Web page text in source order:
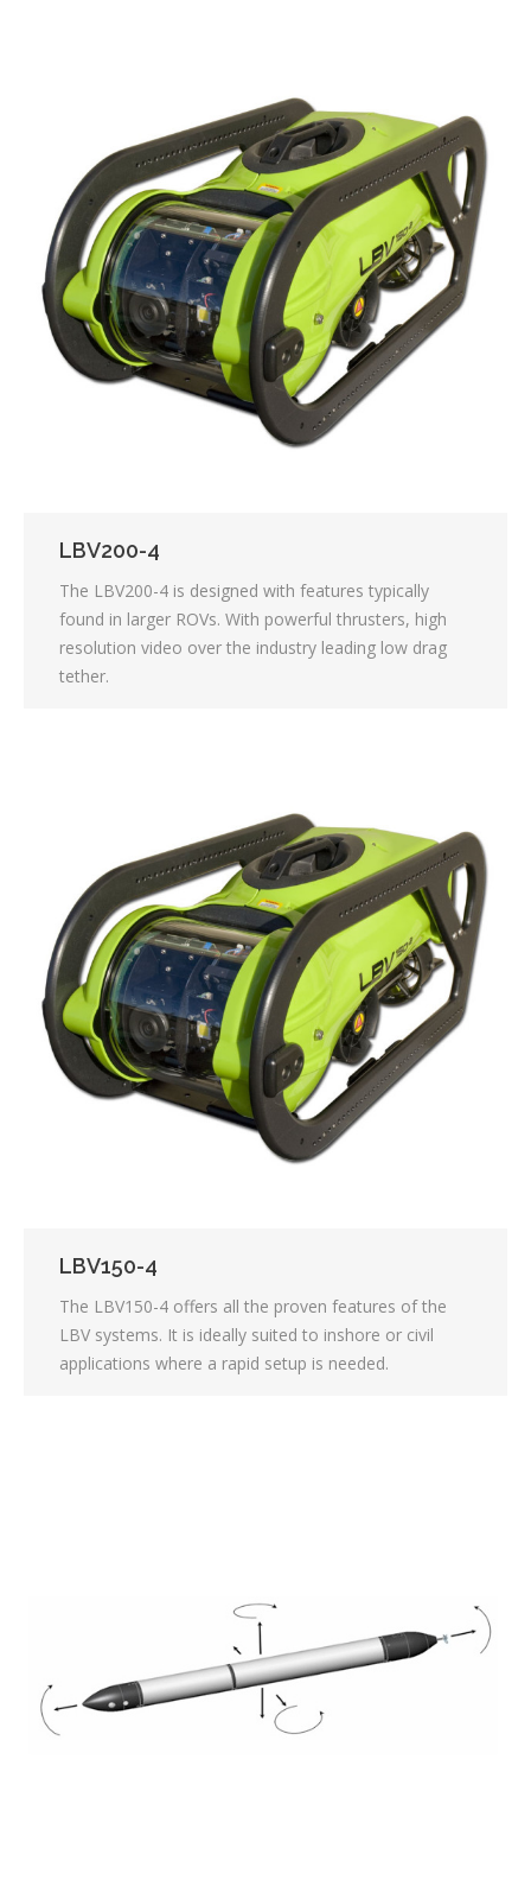
LBV200-4
The LBV200-4 is designed with features typically
found in larger ROVs. With powerful thrusters, high
resolution video over the industry leading low drag
tether.
LBV150-4
The LBV150-4 offers all the proven features of the
LBV systems. It is ideally suited to inshore or civil
applications where a rapid setup is needed.